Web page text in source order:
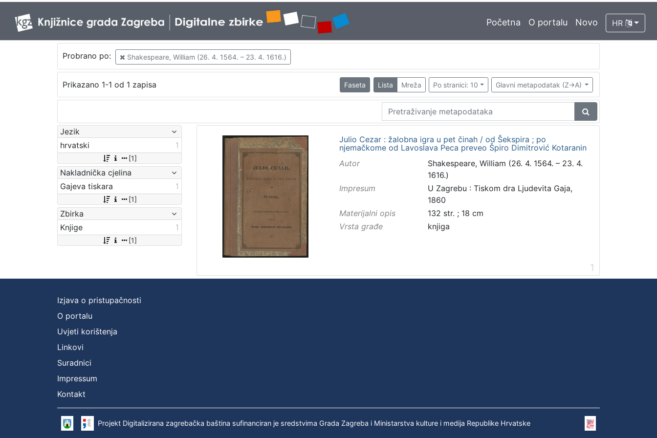
Početna O portalu Novo HR
Probrano po: Shakespeare, William (26. 4. 1564. – 23. 4. 1616.)
Prikazano 1-1 od 1 zapisa Faseta Lista Mreža Po stranici: 10 Glavni metapodatak (Z->A)
Jezik
hrvatski
1
[1]
Nakladnička cjelina
Gajeva tiskara
1
[1]
Zbirka
Knjige
1
[1]
Julio Cezar : žalobna igra u pet činah / od Šekspira ; po
njemačkome od Lavoslava Peca preveo Špiro Dimitrović Kotaranin
Autor
Shakespeare, William (26. 4. 1564. – 23. 4.
1616.)
Impresum
U Zagrebu : Tiskom dra Ljudevita Gaja,
1860
Materijalni opis
132 str. ; 18 cm
Vrsta građe
knjiga
1
Izjava o pristupačnosti
O portalu
Uvjeti korištenja
Linkovi
Suradnici
Impressum
Kontakt
Projekt Digitalizirana zagrebačka baština sufinanciran je sredstvima Grada Zagreba i Ministarstva kulture i medija Republike Hrvatske